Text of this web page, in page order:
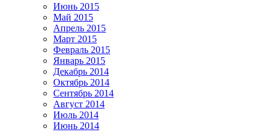
Июнь 2015
Май 2015
Апрель 2015
Март 2015
Февраль 2015
Январь 2015
Декабрь 2014
Октябрь 2014
Сентябрь 2014
Август 2014
Июль 2014
Июнь 2014